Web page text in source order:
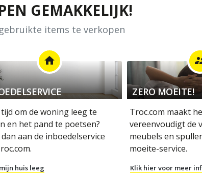
GEMAKKELIJK!
items te verkopen
home
om de woning leeg te
en het pand te poetsen?
aan de inboedelservice
huis leeg
ZERO MOEITE!
Troc.com maakt
vereenvoudigt de
meubels en
moeite-service.
Klik hier voor meer